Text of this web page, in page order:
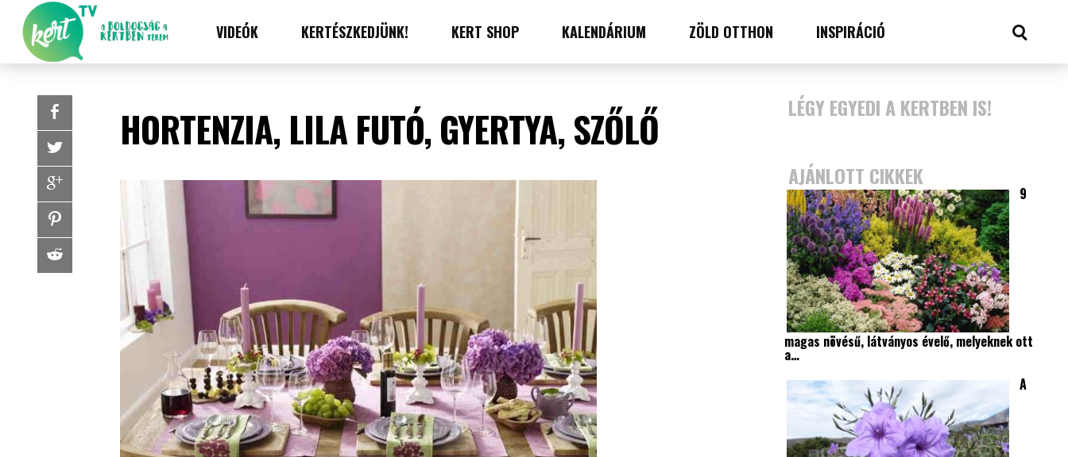
VIDEÓK KERTÉSZKEDJÜNK! KERT SHOP KALENDÁRIUM ZÖLD OTTHON INSPIRÁCIÓ
HORTENZIA, LILA FUTÓ, GYERTYA, SZŐLŐ LÉGY EGYEDI A KERTBEN IS!
AJÁNLOTT CIKKEK
9
magas növésű, látványos évelő, melyeknek ott
a…
A